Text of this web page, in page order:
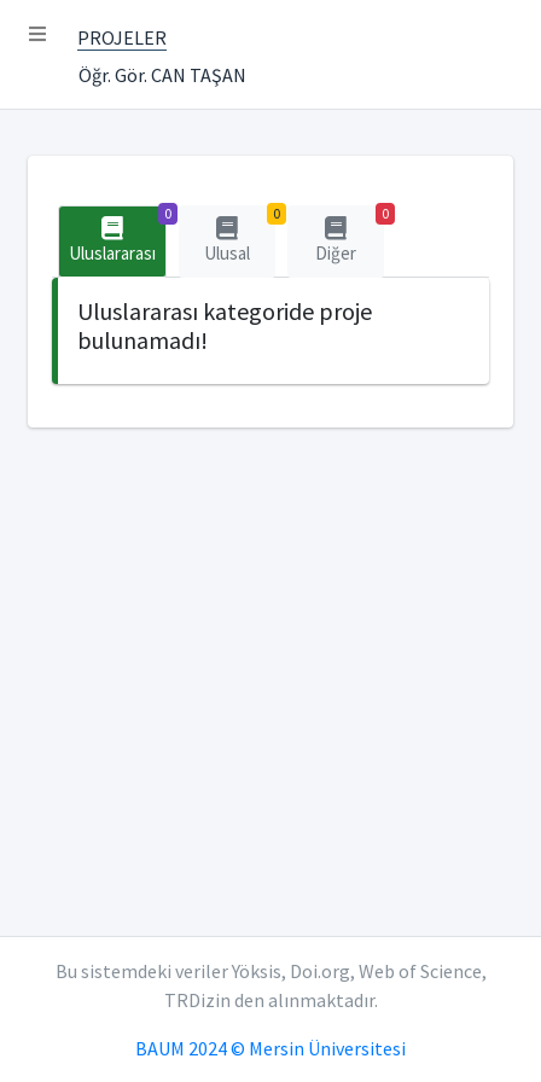
PROJELER
Öğr. Gör. CAN TAŞAN
0
Uluslararası
0
Ulusal
0
Diğer
Uluslararası kategoride proje
bulunamadı!
Bu sistemdeki veriler Yöksis, Doi.org, Web of Science,
TRDizin den alınmaktadır.
BAUM 2024 © Mersin Üniversitesi